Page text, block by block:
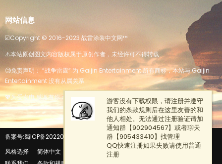
网站信息
☑️Copyright ©️ 2016-2023 战雷涂装中文网™️
⚠️本站原创图文内容版权属于原创作者，未经许可不得转载
🧐免责声明： “战争雷霆” 为 Gaijin Entertainment 所有商标，本站与 Gaijin
Entertainment 没有从属关系
💖为爱发电 感谢有你：
爱发电地址
备案号:蜀ICP备2022025114号
版权所有 四川嘉裕锦科技有限公司
风格选择
简体中文
游客没有下载权限，请注册并遵守
我们的条款规则后在这里友善的和
他人相处。无法通过注册验证请加
通知群【902904567】或者聊天
群【905433410】找管理
QQ快速注册如果失败请使用普通
注册